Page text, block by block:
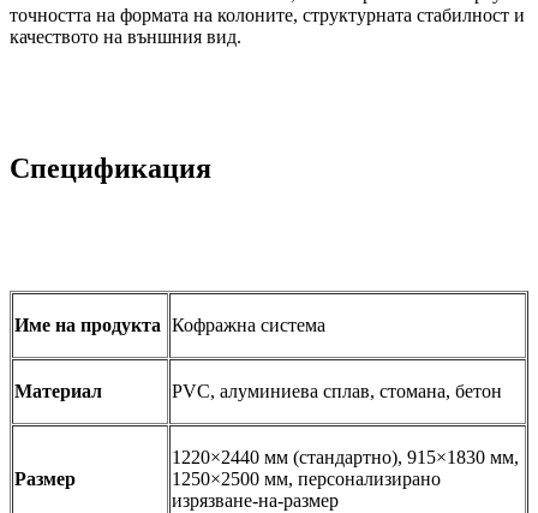
точността на формата на колоните, структурната стабилност и
качеството на външния вид.
Спецификация
Име на продукта Кофражна система
Материал PVC, алуминиева сплав, стомана, бетон
Размер
1220×2440 мм (стандартно), 915×1830 мм,
1250×2500 мм, персонализирано
изрязване-на-размер